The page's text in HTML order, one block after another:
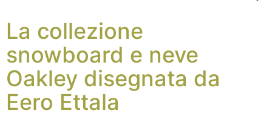
La collezione
snowboard e neve
Oakley disegnata da
Eero Ettala